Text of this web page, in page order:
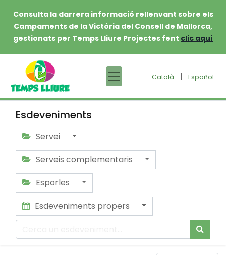
Consulta la darrera informació rellenvant sobre els
Campaments de la Victòria del Consell de Mallorca,
gestionats per Temps Lliure Projectes fent clic aquí
Català | Español
Esdeveniments
Servei
Serveis complementaris
Esporles
Esdeveniments propers